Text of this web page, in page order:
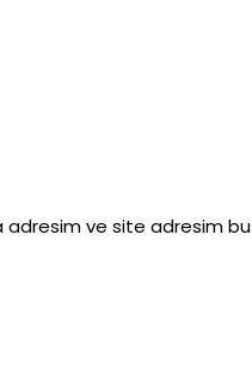
adresim ve site adresim bu